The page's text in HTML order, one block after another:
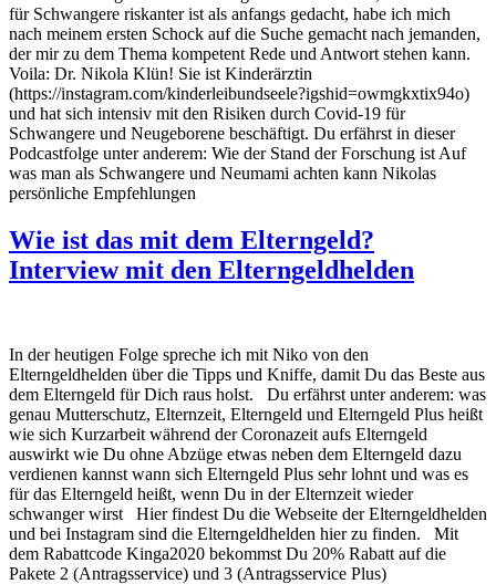
für Schwangere riskanter ist als anfangs gedacht, habe ich mich
nach meinem ersten Schock auf die Suche gemacht nach jemanden,
der mir zu dem Thema kompetent Rede und Antwort stehen kann.
Voila: Dr. Nikola Klün! Sie ist Kinderärztin
(https://instagram.com/kinderleibundseele?igshid=owmgkxtix94o)
und hat sich intensiv mit den Risiken durch Covid-19 für
Schwangere und Neugeborene beschäftigt. Du erfährst in dieser
Podcastfolge unter anderem: Wie der Stand der Forschung ist Auf
was man als Schwangere und Neumami achten kann Nikolas
persönliche Empfehlungen
Wie ist das mit dem Elterngeld?
Interview mit den Elterngeldhelden
In der heutigen Folge spreche ich mit Niko von den
Elterngeldhelden über die Tipps und Kniffe, damit Du das Beste aus
dem Elterngeld für Dich raus holst. Du erfährst unter anderem: was
genau Mutterschutz, Elternzeit, Elterngeld und Elterngeld Plus heißt
wie sich Kurzarbeit während der Coronazeit aufs Elterngeld
auswirkt wie Du ohne Abzüge etwas neben dem Elterngeld dazu
verdienen kannst wann sich Elterngeld Plus sehr lohnt und was es
für das Elterngeld heißt, wenn Du in der Elternzeit wieder
schwanger wirst Hier findest Du die Webseite der Elterngeldhelden
und bei Instagram sind die Elterngeldhelden hier zu finden. Mit
dem Rabattcode Kinga2020 bekommst Du 20% Rabatt auf die
Pakete 2 (Antragsservice) und 3 (Antragsservice Plus)